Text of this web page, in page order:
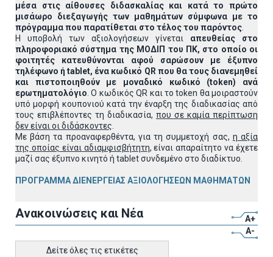
μέσα στις αίθουσες διδασκαλίας και κατά το πρώτο
μισάωρο διεξαγωγής των μαθημάτων σύμφωνα με το
πρόγραμμα που παρατίθεται στο τέλος του παρόντος
Η υποβολή των αξιολογήσεων γίνεται
απευθείας στο
πληροφοριακό σύστημα της ΜΟΔΙΠ του ΠΚ, στο οποίο οι
φοιτητές κατευθύνονται αφού σαρώσουν με έξυπνο
τηλέφωνο ή tablet, ένα κωδικό QR που θα τους διανεμηθεί
και πιστοποιηθούν με μοναδικό κωδικό (token) ανά
ερωτηματολόγιο . Ο κωδικός QR και το token θα μοιραστούν
υπό μορφή κουπονιού κατά την έναρξη της διαδικασίας από
τους επιβλέποντες τη διαδικασία, που σε καμία περίπτωση
δεν είναι οι διδάσκοντες
Με βάση τα προαναφερθέντα, για τη συμμετοχή σας, η αξία
της οποίας είναι αδιαμφισβήτητη, είναι απαραίτητο να έχετε
μαζί σας έξυπνο κινητό ή tablet συνδεμένο στο διαδίκτυο.
ΠΡΟΓΡΑΜΜΑ ΔΙΕΝΕΡΓΕΙΑΣ ΑΞΙΟΛΟΓΗΣΕΩΝ ΜΑΘΗΜΑΤΩΝ
Ανακοινώσεις και Νέα
A+
A-
Δείτε όλες τις ετικέτες